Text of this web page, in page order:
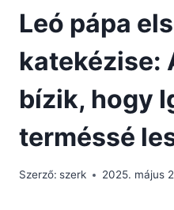
Leó pápa
katekézise:
bízik, hogy
terméssé
Szerző: szerk 2025. május